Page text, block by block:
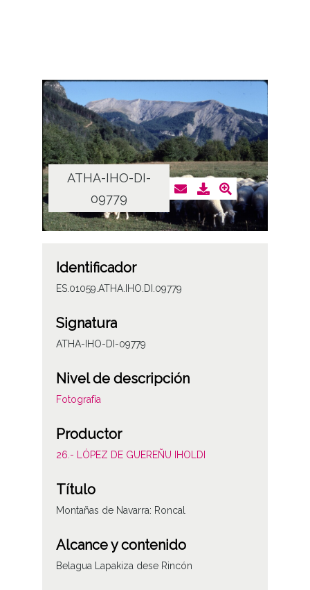
ATHA-IHO-DI-
09779
Identificador
ES.01059.ATHA.IHO.DI.09779
Signatura
ATHA-IHO-DI-09779
Nivel de descripción
Fotografía
Productor
26.- LÓPEZ DE GUEREÑU IHOLDI
Título
Montañas de Navarra: Roncal
Alcance y contenido
Belagua Lapakiza dese Rincón